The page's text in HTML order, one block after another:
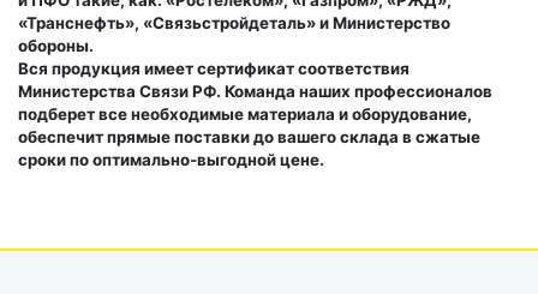
«Транснефть», «Связьстройдеталь» и Министерство
обороны.
Вся продукция имеет сертификат соответствия
Министерства Связи РФ. Команда наших профессионалов
подберет все необходимые материала и оборудование,
обеспечит прямые поставки до вашего склада в сжатые
сроки по оптимально-выгодной цене.